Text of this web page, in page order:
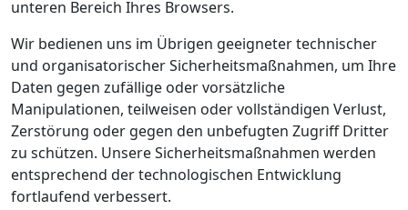
unteren Bereich Ihres Browsers.
Wir bedienen uns im Übrigen geeigneter technischer
und organisatorischer Sicherheitsmaßnahmen, um Ihre
Daten gegen zufällige oder vorsätzliche
Manipulationen, teilweisen oder vollständigen Verlust,
Zerstörung oder gegen den unbefugten Zugriff Dritter
zu schützen. Unsere Sicherheitsmaßnahmen werden
entsprechend der technologischen Entwicklung
fortlaufend verbessert.